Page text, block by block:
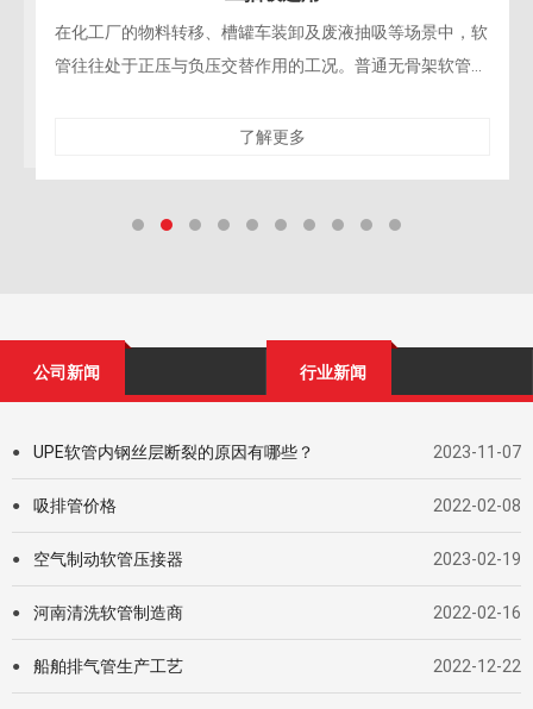
中，软
软管在
在化工生产、金属表面处理、半导体湿法制程及矿物
领域，氢氟酸（HF）和强氧化性酸（如浓硝酸、浓硫
硅酸盐、金属材料
公司新闻 行业新闻
● UPE软管内钢丝层断裂的原因有哪些？ 2023-11-07
● 吸排管价格 2022-02-08
● 空气制动软管压接器 2023-02-19
● 河南清洗软管制造商 2022-02-16
● 船舶排气管生产工艺 2022-12-22